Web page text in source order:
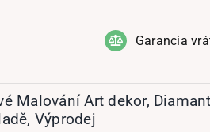
Garancia
Malování Art dekor,
, Výprodej